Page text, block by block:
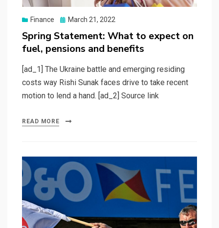
Finance
Posted
March 21, 2022
Spring Statement: What to expect on
fuel, pensions and benefits
[ad_1] The Ukraine battle and emerging residing
costs way Rishi Sunak faces drive to take recent
motion to lend a hand. [ad_2] Source link
READ MORE